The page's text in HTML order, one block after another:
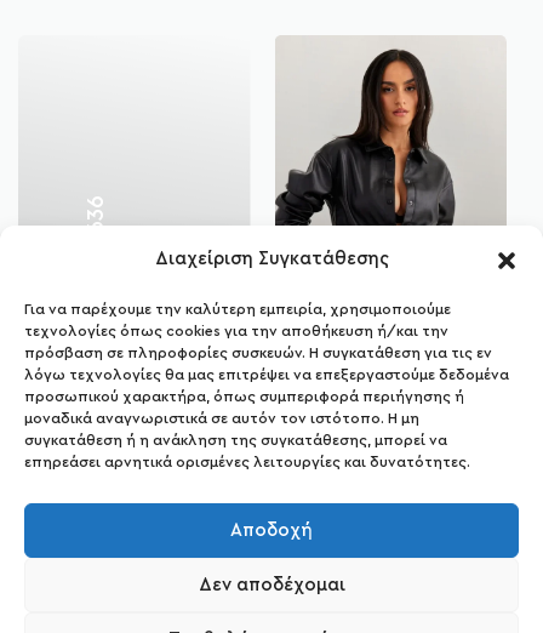
Διαχείριση Συγκατάθεσης
Για να παρέχουμε την καλύτερη εμπειρία, χρησιμοποιούμε
τεχνολογίες όπως cookies για την αποθήκευση ή/και την
πρόσβαση σε πληροφορίες συσκευών. Η συγκατάθεση για τις εν
λόγω τεχνολογίες θα μας επιτρέψει να επεξεργαστούμε δεδομένα
προσωπικού χαρακτήρα, όπως συμπεριφορά περιήγησης ή
μοναδικά αναγνωριστικά σε αυτόν τον ιστότοπο. Η μη
συγκατάθεση ή η ανάκληση της συγκατάθεσης, μπορεί να
επηρεάσει αρνητικά ορισμένες λειτουργίες και δυνατότητες.
Αποδοχή
Δεν αποδέχομαι
Ν
έ
ε
ς
Π
α
ρ
α
λ
α
β
έ
ς
636
Σετ
375
ΔΗΜΟΦΙΛΕΣΤΕΡΕΣ ΕΤΙΚΕΤΕΣ
MIDI ΦΟΡΕΜΑΤΑ MAXI ΦΟΡΕΜΑΤΑ